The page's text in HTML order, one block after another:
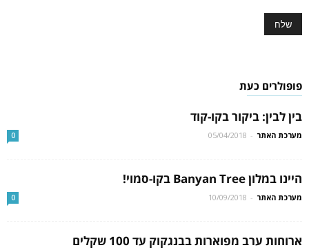
פופולרים כעת
בין לבין: ביקור בקו-קוד
מערכת האתר -
05/04/2018
0
היינו במלון Banyan Tree בקו-סמוי!
מערכת האתר -
10/09/2018
0
ארוחות ערב מפוארות בבנגקוק עד 100 שקלים